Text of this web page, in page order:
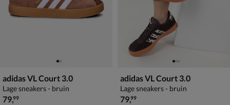
adidas VL Court 3.0
Lage sneakers - bruin
€ 79,99
79,99
adidas VL Court 3.0
Lage sneakers - bruin
€ 79,99
79,99